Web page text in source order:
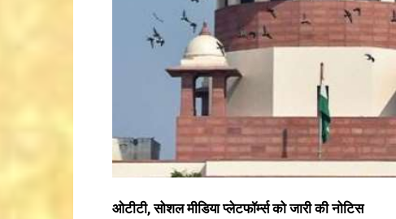
ओटीटी, सोशल मीडिया प्लेटफॉर्म्स को जारी की नोटिस